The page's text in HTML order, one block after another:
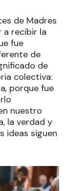
de Madres
a recibir la
fue
de
de
colectiva:
porque fue
nuestro
la verdad y
ideas siguen